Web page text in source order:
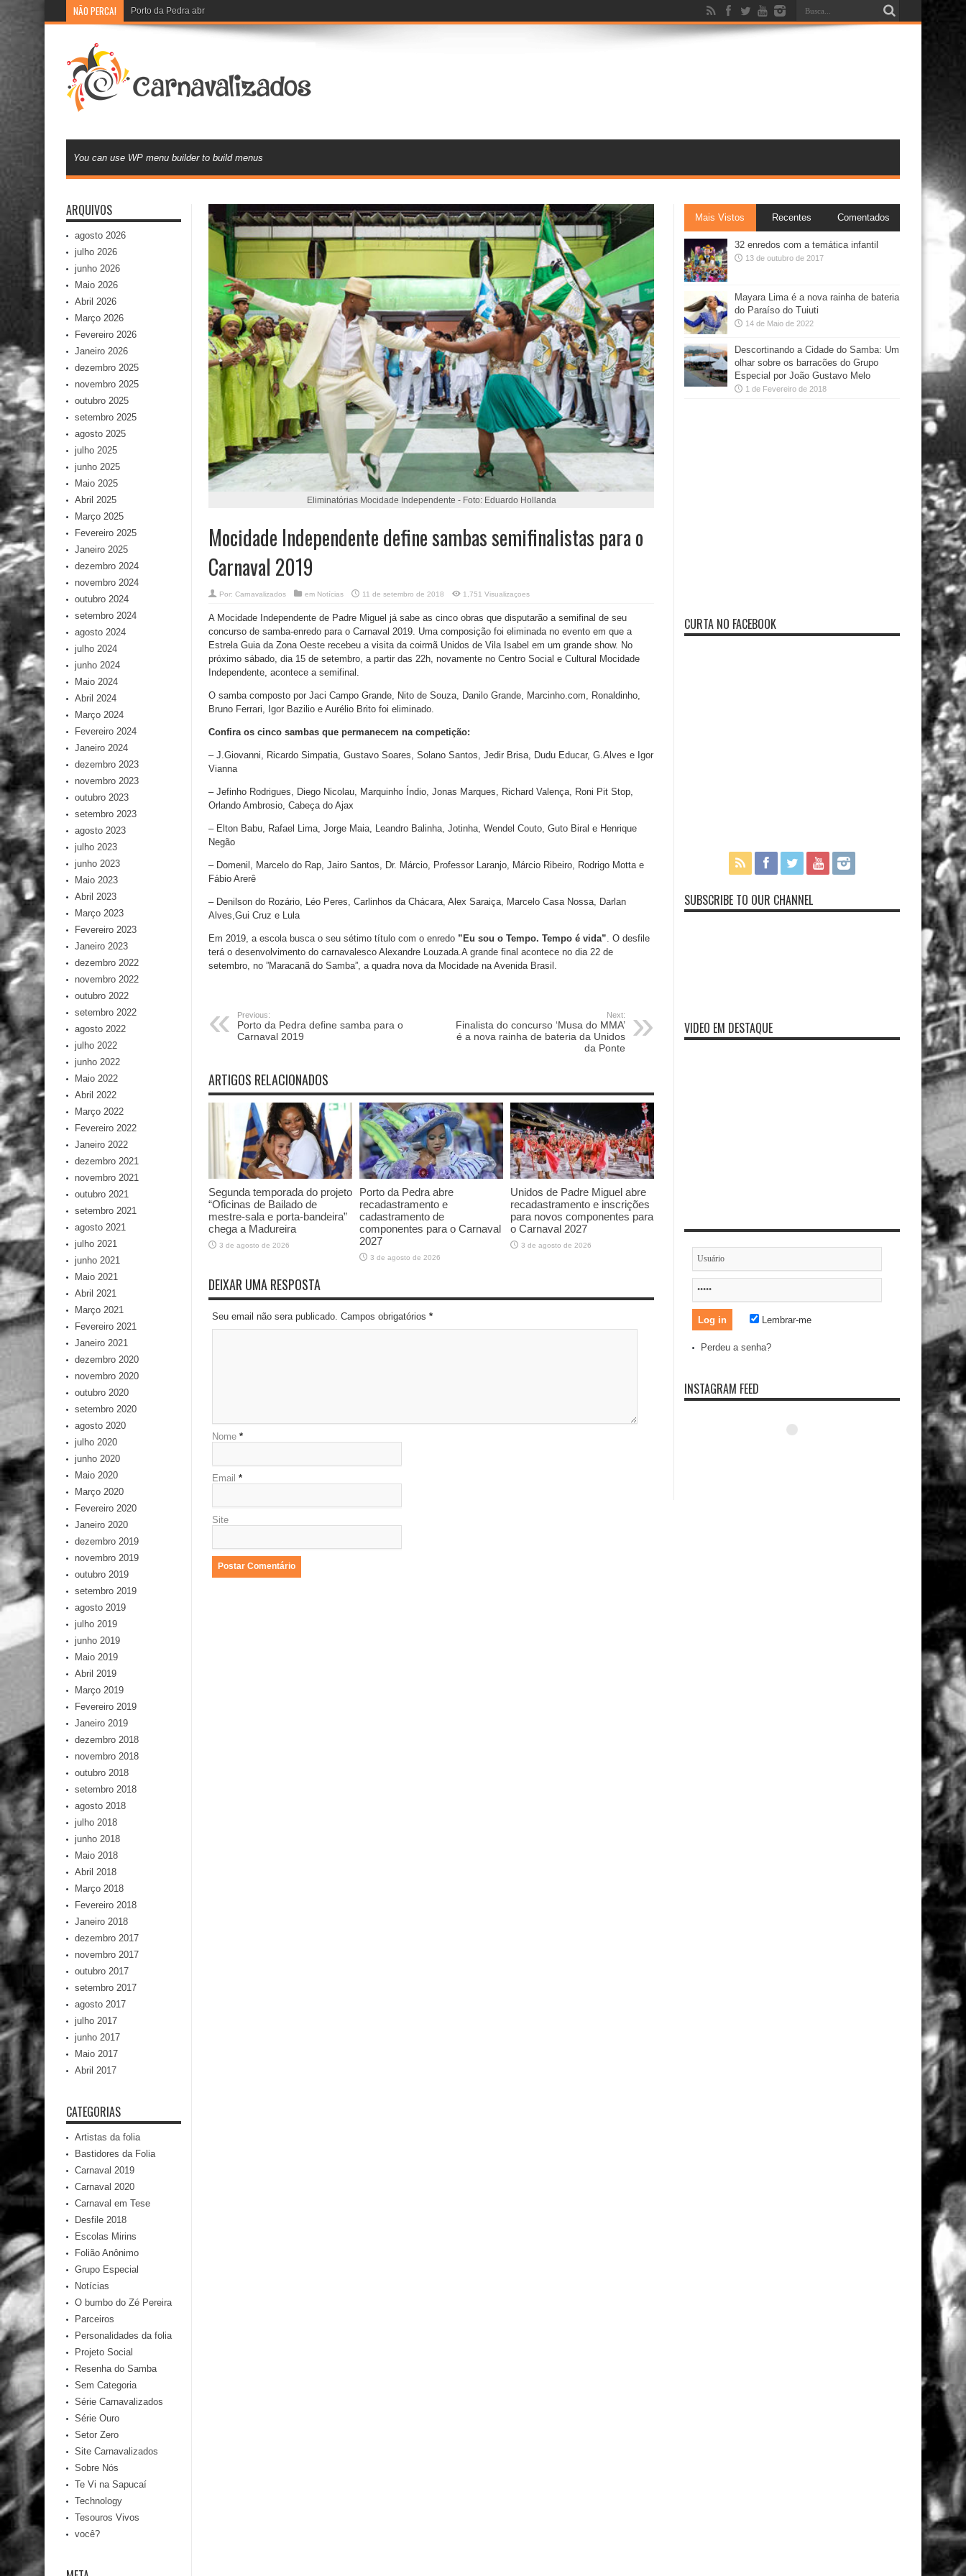
NÃO PERCA! Porto da Pedra abre recadastramento e cadastramento de compo
You can use WP menu builder to build menus
Eliminatórias Mocidade Independente - Foto: Eduardo Hollanda
Mocidade Independente define sambas semifinalistas para o
Carnaval 2019
Por: Carnavalizados em Notícias 11 de setembro de 2018 1,751 Visualizaçoes
A Mocidade Independente de Padre Miguel já sabe as cinco obras que disputarão a semifinal de seu
concurso de samba-enredo para o Carnaval 2019. Uma composição foi eliminada no evento em que a
Estrela Guia da Zona Oeste recebeu a visita da coirmã Unidos de Vila Isabel em um grande show. No
próximo sábado, dia 15 de setembro, a partir das 22h, novamente no Centro Social e Cultural Mocidade
Independente, acontece a semifinal.
O samba composto por Jaci Campo Grande, Nito de Souza, Danilo Grande, Marcinho.com, Ronaldinho,
Bruno Ferrari, Igor Bazilio e Aurélio Brito foi eliminado.
Confira os cinco sambas que permanecem na competição:
– J.Giovanni, Ricardo Simpatia, Gustavo Soares, Solano Santos, Jedir Brisa, Dudu Educar, G.Alves e Igor
Vianna
– Jefinho Rodrigues, Diego Nicolau, Marquinho Índio, Jonas Marques, Richard Valença, Roni Pit Stop,
Orlando Ambrosio, Cabeça do Ajax
– Elton Babu, Rafael Lima, Jorge Maia, Leandro Balinha, Jotinha, Wendel Couto, Guto Biral e Henrique
Negão
– Domenil, Marcelo do Rap, Jairo Santos, Dr. Márcio, Professor Laranjo, Márcio Ribeiro, Rodrigo Motta e
Fábio Arerê
– Denilson do Rozário, Léo Peres, Carlinhos da Chácara, Alex Saraiça, Marcelo Casa Nossa, Darlan
Alves,Gui Cruz e Lula
Em 2019, a escola busca o seu sétimo título com o enredo ”Eu sou o Tempo. Tempo é vida” . O desfile
terá o desenvolvimento do carnavalesco Alexandre Louzada.A grande final acontece no dia 22 de
setembro, no ”Maracanã do Samba”, a quadra nova da Mocidade na Avenida Brasil.
Previous:
Porto da Pedra define samba para o
Carnaval 2019
Next:
Finalista do concurso ‘Musa do MMA’
é a nova rainha de bateria da Unidos
da Ponte
ARTIGOS RELACIONADOS
Segunda temporada do projeto
“Oficinas de Bailado de
mestre-sala e porta-bandeira”
chega a Madureira
3 de agosto de 2026
Porto da Pedra abre
recadastramento e
cadastramento de
componentes para o Carnaval
2027
3 de agosto de 2026
Unidos de Padre Miguel abre
recadastramento e inscrições
para novos componentes para
o Carnaval 2027
3 de agosto de 2026
DEIXAR UMA RESPOSTA
Seu email não sera publicado. Campos obrigatórios *
Nome *
Email *
Site
ARQUIVOS
agosto 2026
julho 2026
junho 2026
Maio 2026
Abril 2026
Março 2026
Fevereiro 2026
Janeiro 2026
dezembro 2025
novembro 2025
outubro 2025
setembro 2025
agosto 2025
julho 2025
junho 2025
Maio 2025
Abril 2025
Março 2025
Fevereiro 2025
Janeiro 2025
dezembro 2024
novembro 2024
outubro 2024
setembro 2024
agosto 2024
julho 2024
junho 2024
Maio 2024
Abril 2024
Março 2024
Fevereiro 2024
Janeiro 2024
dezembro 2023
novembro 2023
outubro 2023
setembro 2023
agosto 2023
julho 2023
junho 2023
Maio 2023
Abril 2023
Março 2023
Fevereiro 2023
Janeiro 2023
dezembro 2022
novembro 2022
outubro 2022
setembro 2022
agosto 2022
julho 2022
junho 2022
Maio 2022
Abril 2022
Março 2022
Fevereiro 2022
Janeiro 2022
dezembro 2021
novembro 2021
outubro 2021
setembro 2021
agosto 2021
julho 2021
junho 2021
Maio 2021
Abril 2021
Março 2021
Fevereiro 2021
Janeiro 2021
dezembro 2020
novembro 2020
outubro 2020
setembro 2020
agosto 2020
julho 2020
junho 2020
Maio 2020
Março 2020
Fevereiro 2020
Janeiro 2020
dezembro 2019
novembro 2019
outubro 2019
setembro 2019
agosto 2019
julho 2019
junho 2019
Maio 2019
Abril 2019
Março 2019
Fevereiro 2019
Janeiro 2019
dezembro 2018
novembro 2018
outubro 2018
setembro 2018
agosto 2018
julho 2018
junho 2018
Maio 2018
Abril 2018
Março 2018
Fevereiro 2018
Janeiro 2018
dezembro 2017
novembro 2017
outubro 2017
setembro 2017
agosto 2017
julho 2017
junho 2017
Maio 2017
Abril 2017
CATEGORIAS
Artistas da folia
Bastidores da Folia
Carnaval 2019
Carnaval 2020
Carnaval em Tese
Desfile 2018
Escolas Mirins
Folião Anônimo
Grupo Especial
Notícias
O bumbo do Zé Pereira
Parceiros
Personalidades da folia
Projeto Social
Resenha do Samba
Sem Categoria
Série Carnavalizados
Série Ouro
Setor Zero
Site Carnavalizados
Sobre Nós
Te Vi na Sapucaí
Technology
Tesouros Vivos
você?
Mais Vistos Recentes Comentados
32 enredos com a temática infantil
13 de outubro de 2017
Mayara Lima é a nova rainha de bateria
do Paraíso do Tuiuti
14 de Maio de 2022
Descortinando a Cidade do Samba: Um
olhar sobre os barracões do Grupo
Especial por João Gustavo Melo
1 de Fevereiro de 2018
CURTA NO FACEBOOK
SUBSCRIBE TO OUR CHANNEL
VIDEO EM DESTAQUE
Lembrar-me
Perdeu a senha?
INSTAGRAM FEED